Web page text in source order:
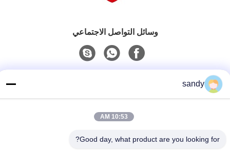
وسائل التواصل الاجتماعي
86-510-88784568
sandy
10:53 AM
Good day, what product are you looking for?